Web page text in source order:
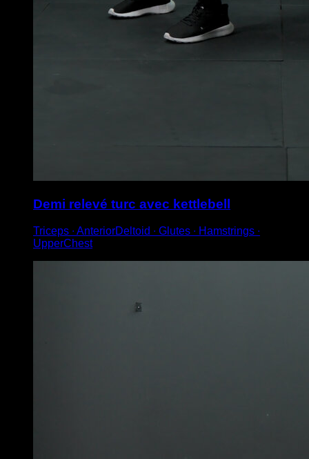
Demi relevé turc avec kettlebell
Triceps ∙ AnteriorDeltoid ∙ Glutes ∙ Hamstrings ∙
UpperChest